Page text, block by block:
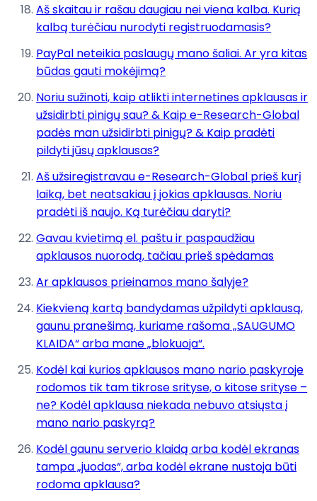
Aš skaitau ir rašau daugiau nei viena kalba. Kurią
kalbą turėčiau nurodyti registruodamasis?
PayPal neteikia paslaugų mano šaliai. Ar yra kitas
būdas gauti mokėjimą?
Noriu sužinoti, kaip atlikti internetines apklausas ir
užsidirbti pinigų sau? & Kaip e-Research-Global
padės man užsidirbti pinigų? & Kaip pradėti
pildyti jūsų apklausas?
Aš užsiregistravau e-Research-Global prieš kurį
laiką, bet neatsakiau į jokias apklausas. Noriu
pradėti iš naujo. Ką turėčiau daryti?
Gavau kvietimą el. paštu ir paspaudžiau
apklausos nuorodą, tačiau prieš spėdamas
Ar apklausos prieinamos mano šalyje?
Kiekvieną kartą bandydamas užpildyti apklausą,
gaunu pranešimą, kuriame rašoma „SAUGUMO
KLAIDA“ arba mane „blokuoja“.
Kodėl kai kurios apklausos mano nario paskyroje
rodomos tik tam tikrose srityse, o kitose srityse –
ne? Kodėl apklausa niekada nebuvo atsiųsta į
mano nario paskyrą?
Kodėl gaunu serverio klaidą arba kodėl ekranas
tampa „juodas“, arba kodėl ekrane nustoja būti
rodoma apklausa?